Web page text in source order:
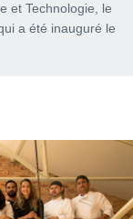
et Technologie, le
a été inauguré le